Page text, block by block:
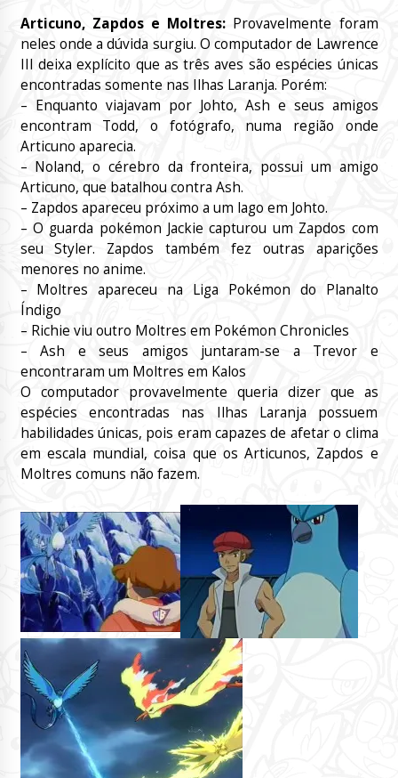
Articuno, Zapdos e Moltres: Provavelmente foram
neles onde a dúvida surgiu. O computador de Lawrence
III deixa explícito que as três aves são espécies únicas
encontradas somente nas Ilhas Laranja. Porém:
– Enquanto viajavam por Johto, Ash e seus amigos
encontram Todd, o fotógrafo, numa região onde
Articuno aparecia.
– Noland, o cérebro da fronteira, possui um amigo
Articuno, que batalhou contra Ash.
– Zapdos apareceu próximo a um lago em Johto.
– O guarda pokémon Jackie capturou um Zapdos com
seu Styler. Zapdos também fez outras aparições
menores no anime.
– Moltres apareceu na Liga Pokémon do Planalto
Índigo
– Richie viu outro Moltres em Pokémon Chronicles
– Ash e seus amigos juntaram-se a Trevor e
encontraram um Moltres em Kalos
O computador provavelmente queria dizer que as
espécies encontradas nas Ilhas Laranja possuem
habilidades únicas, pois eram capazes de afetar o clima
em escala mundial, coisa que os Articunos, Zapdos e
Moltres comuns não fazem.